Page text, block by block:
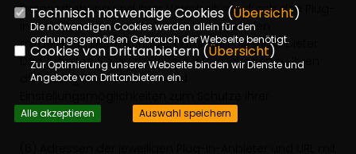
Datenerhebung und ihrer Verarbeitung durch den Plug-
in-Anbieter erhalten Sie in den im Folgenden
mitgeteilten Datenschutzerklärungen dieser Anbieter.
Dort erhalten Sie auch weitere Informationen zu Ihren
diesbezüglichen Rechten und
Privatsphäre.
Technisch notwendige Cookies (Übersicht)
Die notwendigen Cookies werden allein für den
ordnungsgemäßen Gebrauch der Webseite benötigt.
Cookies von Drittanbietern (Übersicht)
Zur Optimierung unserer Webseite binden wir Dienste und
Angebote von Drittanbietern ein.
Alle akzeptieren Auswahl speichern